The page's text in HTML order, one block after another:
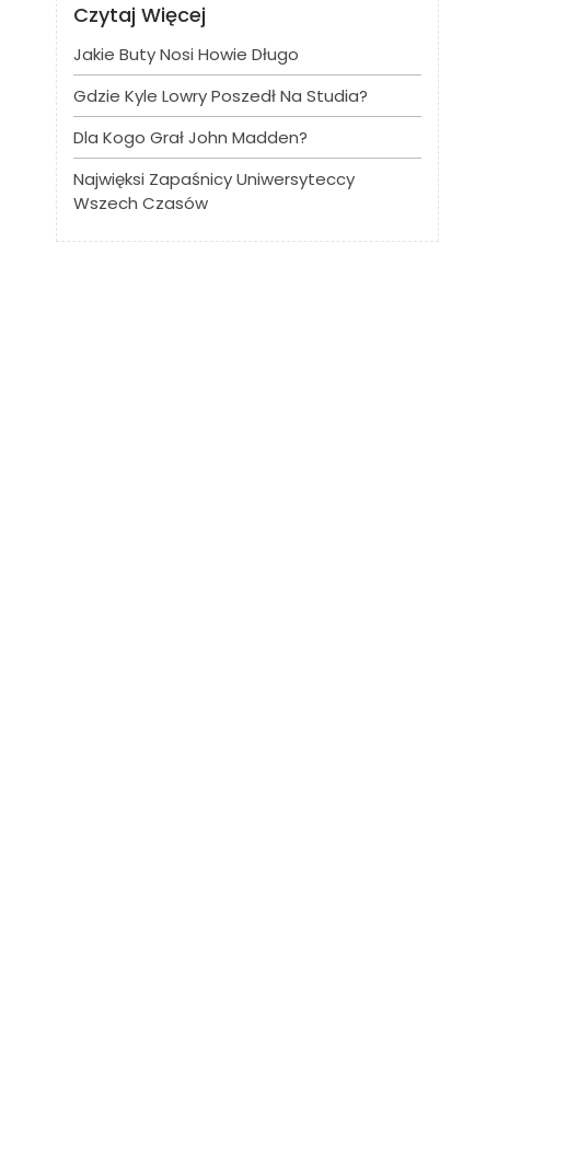
Czytaj Więcej
Jakie Buty Nosi Howie Długo
Gdzie Kyle Lowry Poszedł Na Studia?
Dla Kogo Grał John Madden?
Najwięksi Zapaśnicy Uniwersyteccy
Wszech Czasów